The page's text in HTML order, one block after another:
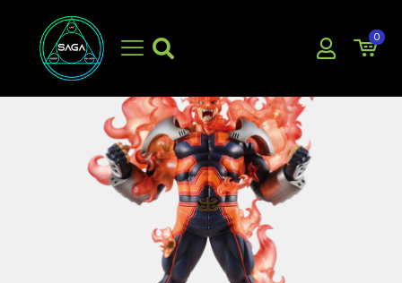
0
EN OFERTA